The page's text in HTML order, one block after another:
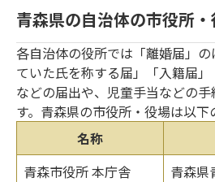
青森県の自治体の市役所
各自治体の役所では「離婚届」
ていた氏を称する届」「入籍届」
などの届出や、児童手当などの
す。青森県の市役所・役場は以下
名称
青森市役所 本庁舎
青森県